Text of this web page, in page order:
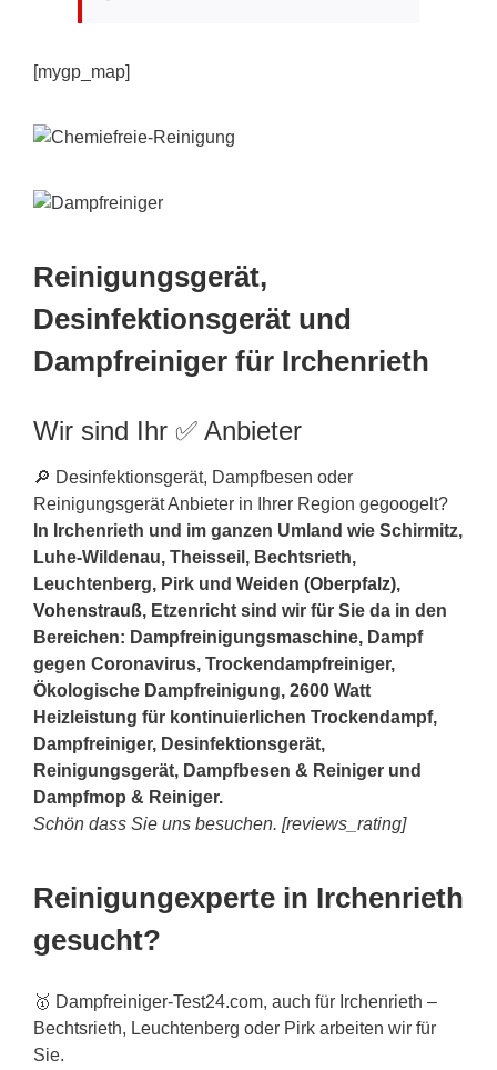
[mygp_map]
Reinigungsgerät,
Desinfektionsgerät und
Dampfreiniger für Irchenrieth
Wir sind Ihr ✅ Anbieter
🔎 Desinfektionsgerät, Dampfbesen oder
Reinigungsgerät Anbieter in Ihrer Region gegoogelt?
In Irchenrieth und im ganzen Umland wie Schirmitz,
Luhe-Wildenau, Theisseil, Bechtsrieth,
Leuchtenberg, Pirk und Weiden (Oberpfalz),
Vohenstrauß, Etzenricht sind wir für Sie da in den
Bereichen: Dampfreinigungsmaschine, Dampf
gegen Coronavirus, Trockendampfreiniger,
Ökologische Dampfreinigung, 2600 Watt
Heizleistung für kontinuierlichen Trockendampf,
Dampfreiniger, Desinfektionsgerät,
Reinigungsgerät, Dampfbesen & Reiniger und
Dampfmop & Reiniger.
Schön dass Sie uns besuchen. [reviews_rating]
Reinigungexperte in Irchenrieth
gesucht?
🥇 Dampfreiniger-Test24.com, auch für Irchenrieth –
Bechtsrieth, Leuchtenberg oder Pirk arbeiten wir für
Sie.